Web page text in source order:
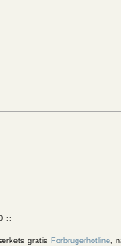
gratis Forbrugerhotline,